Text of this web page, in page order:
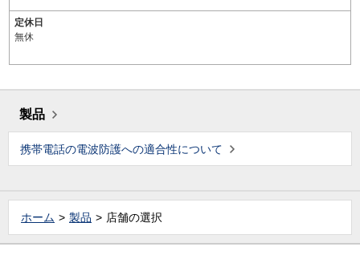
定休日
無休
製品
携帯電話の電波防護への適合性について
ホーム 製品 店舗の選択